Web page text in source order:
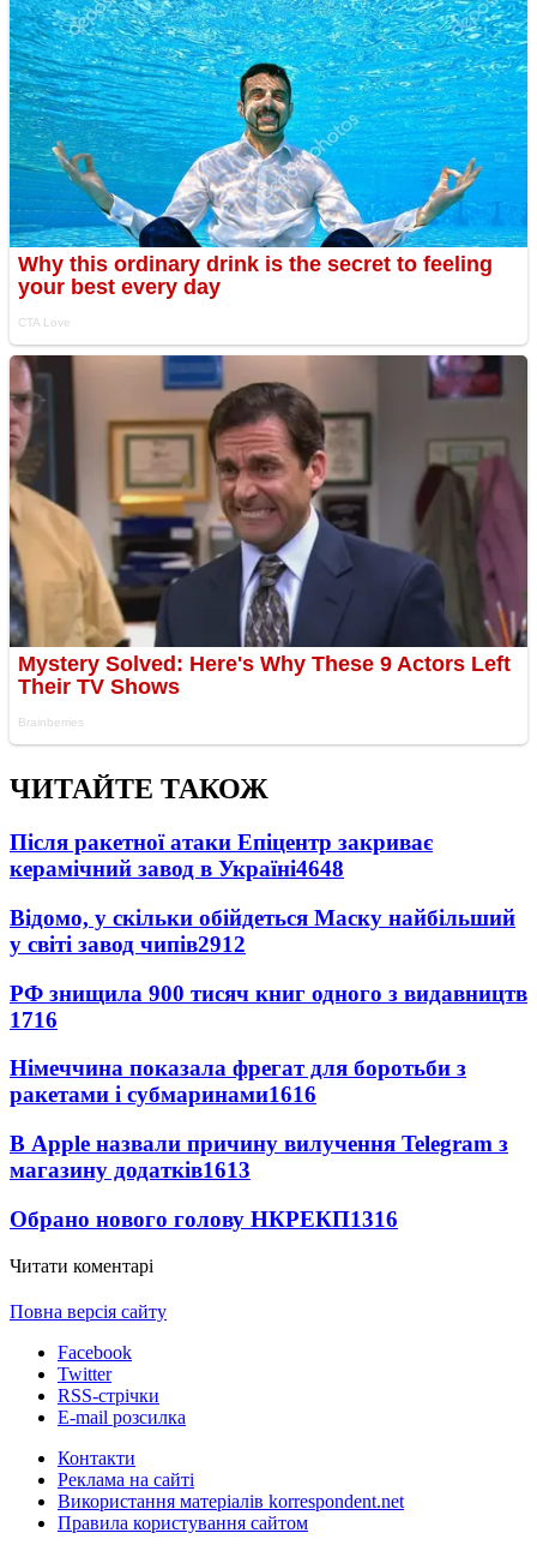
ЧИТАЙТЕ ТАКОЖ
Після ракетної атаки Епіцентр закриває
керамічний завод в Україні4648
Відомо, у скільки обійдеться Маску найбільший
у світі завод чипів2912
РФ знищила 900 тисяч книг одного з видавництв
1716
Німеччина показала фрегат для боротьби з
ракетами і субмаринами1616
В Apple назвали причину вилучення Telegram з
магазину додатків1613
Обрано нового голову НКРЕКП1316
Читати коментарі
Повна версія сайту
Facebook
Twitter
RSS-стрічки
E-mail розсилка
Контакти
Реклама на сайті
Використання матеріалів korrespondent.net
Правила користування сайтом